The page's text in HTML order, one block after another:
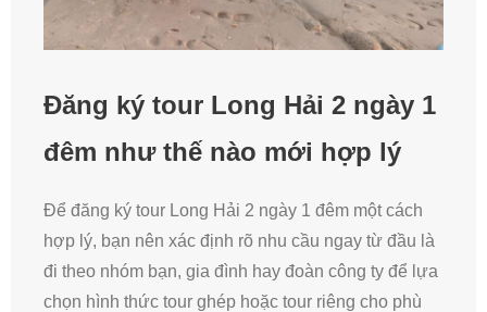
Đăng ký tour Long Hải 2 ngày 1
đêm như thế nào mới hợp lý
Để đăng ký tour Long Hải 2 ngày 1 đêm một cách
hợp lý, bạn nên xác định rõ nhu cầu ngay từ đầu là
đi theo nhóm bạn, gia đình hay đoàn công ty để lựa
chọn hình thức tour ghép hoặc tour riêng cho phù